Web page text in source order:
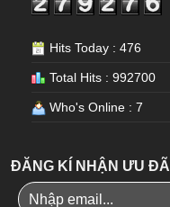
Hits Today : 476
Total Hits : 992700
Who's Online : 7
ĐĂNG KÍ NHẬN ƯU ĐÃI